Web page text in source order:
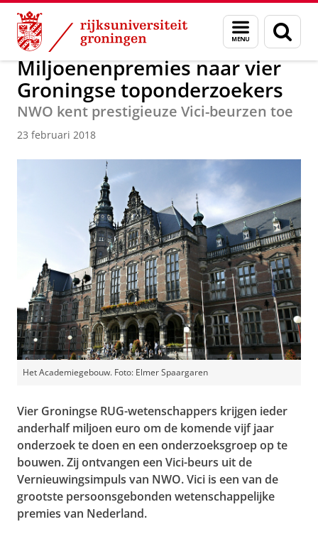
Skip
Content
Skip
Navigation
Menu
en
zoeken
Over ons Actueel Nieuws Nieuwsberichten
Miljoenenpremies naar vier
Groningse toponderzoekers
NWO kent prestigieuze Vici-beurzen toe
23 februari 2018
Het Academiegebouw. Foto: Elmer Spaargaren
Vier Groningse RUG-wetenschappers krijgen ieder
anderhalf miljoen euro om de komende vijf jaar
onderzoek te doen en een onderzoeksgroep op te
bouwen. Zij ontvangen een Vici-beurs uit de
Vernieuwingsimpuls van NWO. Vici is een van de
grootste persoonsgebonden wetenschappelijke
premies van Nederland.